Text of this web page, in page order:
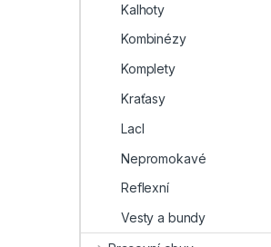
Kalhoty
Kombinézy
Komplety
Kraťasy
Lacl
Nepromokavé
Reflexní
Vesty a bundy